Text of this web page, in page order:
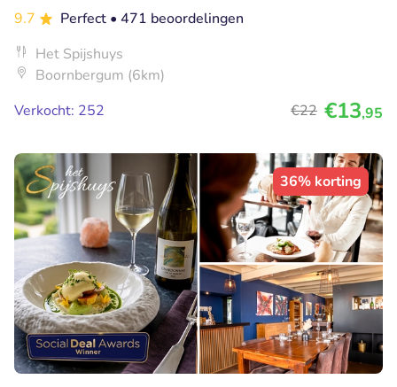
9.7 Perfect • 471 beoordelingen
Het Spijshuys
Boornbergum (6km)
Verkocht: 252
€22 €13,95
36% korting